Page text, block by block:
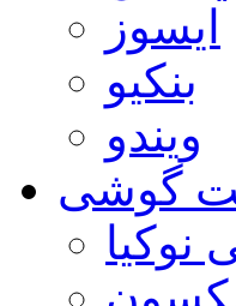
ایسوز
بنکیو
ویندو
گوشی